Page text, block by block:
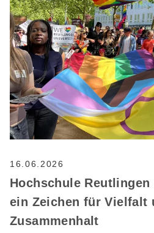
16.06.2026
Hochschule Reutlingen
ein Zeichen für Vielfalt
Zusammenhalt